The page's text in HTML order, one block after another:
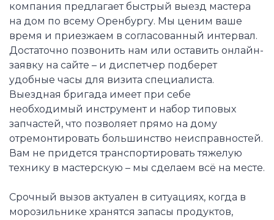
компания предлагает быстрый выезд мастера
на дом по всему Оренбургу. Мы ценим ваше
время и приезжаем в согласованный интервал.
Достаточно позвонить нам или оставить онлайн-
заявку на сайте – и диспетчер подберет
удобные часы для визита специалиста.
Выездная бригада имеет при себе
необходимый инструмент и набор типовых
запчастей, что позволяет прямо на дому
отремонтировать большинство неисправностей.
Вам не придется транспортировать тяжелую
технику в мастерскую – мы сделаем всё на месте.
Срочный вызов актуален в ситуациях, когда в
морозильнике хранятся запасы продуктов,